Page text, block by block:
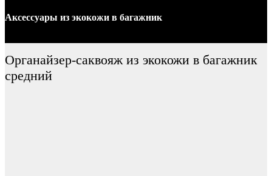
Аксессуары из экокожи в багажник
Органайзер-саквояж из экокожи в багажник
средний